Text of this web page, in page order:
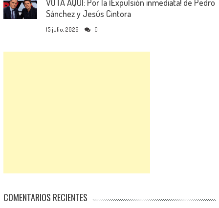
VOTA AQUÍ: Por la ¡Expulsión inmediata! de Pedro
Sánchez y Jesús Cintora
15 julio, 2026 0
COMENTARIOS RECIENTES